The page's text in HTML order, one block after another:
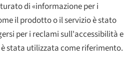
di «informazione per i
il prodotto o il servizio è stato
per i reclami sull'accessibilità e
stata utilizzata come riferimento.